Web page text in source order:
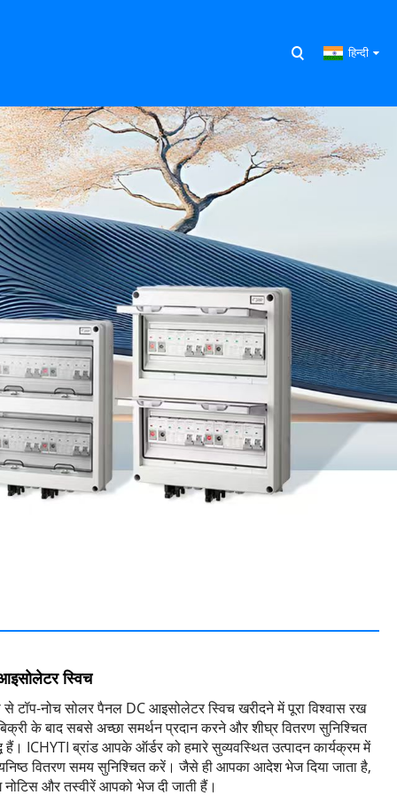
हिन्दी
स्विच
टॉप-नोच सोलर पैनल DC आइसोलेटर स्विच खरीदने में पूरा विश्वास रख
के बाद सबसे अच्छा समर्थन प्रदान करने और शीघ्र वितरण सुनिश्चित
हैं। ICHYTI ब्रांड आपके ऑर्डर को हमारे सुव्यवस्थित उत्पादन कार्यक्रम में
वितरण समय सुनिश्चित करें। जैसे ही आपका आदेश भेज दिया जाता है,
नोटिस और तस्वीरें आपको भेज दी जाती हैं।